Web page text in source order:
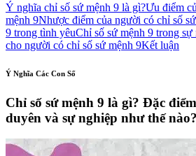
Ý nghĩa chỉ số sứ mệnh 9 là gì?Ưu điểm
mệnh 9Nhược điểm của người có chỉ số
9 trong tình yêuChỉ số sứ mệnh 9 trong sự
cho người có chỉ số sứ mệnh 9Kết luận
Ý Nghĩa Các Con Số
Chỉ số sứ mệnh 9 là gì? Đặc
duyên và sự nghiệp như thế nào?